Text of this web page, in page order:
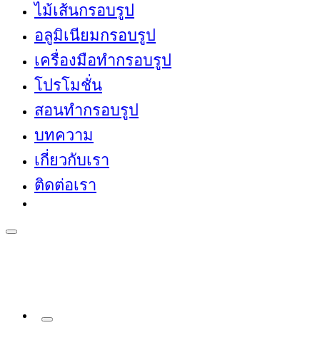
ไม้เส้นกรอบรูป
อลูมิเนียมกรอบรูป
เครื่องมือทำกรอบรูป
โปรโมชั่น
สอนทำกรอบรูป
บทความ
เกี่ยวกับเรา
ติดต่อเรา